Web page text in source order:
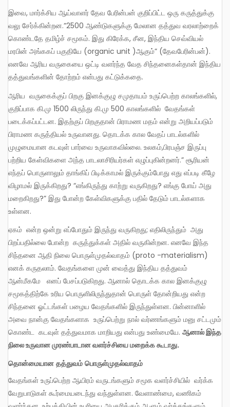
இவை, மார்க்சிய ஆய்வாளர் தேவ பேரின்பன் குறிப்பிட்ட ஒரு கருத்துக்கு
வலு சேர்க்கின்றன.”2500 ஆண்டுகளுக்கு மேலான தத்துவ வரலாற்றைக்
கொண்டதே தமிழ்ச் சமூகம். இது கிரேக்க, சீன, இந்திய செவ்வியல்
மரபின் அங்ககப் பகுதியே (organic unit )ஆகும்” (தேவபேரின்பன்).
எனவே ஆரிய வருகையை ஒட்டி வளர்ந்த வேத சிந்தனைகள்தான் இந்திய
தத்துவங்களின் தோற்றம் என்பது கட்டுக்கதை.
ஆரிய வருகைக்குப் பிறகு இனக்குழு சமுதாயம் உருப்பெற்ற காலங்களில்,
குறிப்பாக கி.மு 1500 லிருந்து கி.மு 500 காலங்களில் வேதங்கள்
படைக்கப்பட்டன. இதற்குப் பிறகுதான் பிராமண மதம் என்று அறியப்படும்
பிராமண கருத்தியல் உருவானது. தொடக்க கால வேதப் பாடல்களில்
முழுமையான கடவுள் பார்வை உருவாகவில்லை. உலகம்,பிரபஞ்ச இருப்பு
பற்றிய கேள்விகளை அந்த பாடலாசிரியர்கள் எழுப்புகின்றனர்.” சூரியன்
எந்தப் பொருளாலும் தாங்கிப் பிடிக்காமல் இருக்கும்போது எது எப்படி கீழே
விழாமல் இருக்கிறது? “எங்கிருந்து காற்று வருகிறது? எங்கு போய் அது
மறைகிறது?” இது போன்ற கேள்விகளுக்கு பதில் தேடும் பாடல்களாக
உள்ளன.
ஏகம் என்ற ஒன்று எப்போதும் இருந்து வருகிறது; எதிலிருந்தும் அது
பிறப்பதில்லை போன்ற கருத்துக்கள் அதில் வருகின்றன. எனவே இந்த
சிந்தனை ஆதி நிலை பொருள்முதல்வாதம் (proto -materialism)
எனக் கருதலாம். வேதங்களை முன் வைத்து இந்திய தத்துவம்
ஆன்மீகமே எனப் பேசப்படுகிறது. ஆனால் தொடக்க கால இனக்குழு
சமூகத்திற்கே உரிய பொருளிலிருந்துதான் பொருள் தோன்றியது என்ற
சிந்தனை ஓட்டங்கள் பழைய வேதங்களில் இருந்துள்ளன. பின்னாளில்
அவை நான்கு வேதங்களாக உருப்பெற்று நால் வர்ணங்களும் மனு சட்டமும்
கொண்ட கடவுள் தத்துவமாக மாறியது என்பது உண்மையே. ஆனால் இந்த
நிலை உருவான முரண்பாடான வளர்ச்சியை மறைக்க கூடாது.
தொன்மையான தத்துவம் பொருள்முதல்வாதம்
வேதங்கள் உருப்பெற்ற ஆயிரம் வருடங்களும் சமூக வளர்ச்சியில் வர்க்க
வேறுபாடுகள் கூர்மையடைந்து வந்துள்ளன. வேளாண்மை, வணிகம்